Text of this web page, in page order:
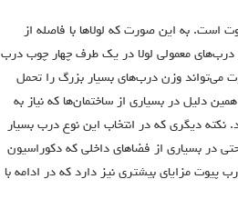
است. به این صورت که لولاها با فاصله از
درب‌های معمولی لولا در یک طرف چهار چوب درب
می‌تواند وزن درب‌های بسیار بزرگ را تحمل
دلیل در بسیاری از ساختمان‌ها که نیاز به
نکته دیگری که در انتخاب این نوع درب بسیار
در بسیاری از فضاهای داخلی که دکوراسیون
پیوت مزایای بیشتری نیز دارد که در ادامه با